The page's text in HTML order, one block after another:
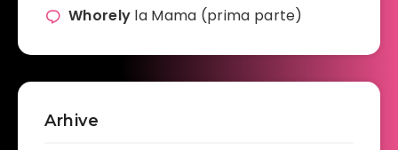
Whorely la Mama (prima parte)
Arhive